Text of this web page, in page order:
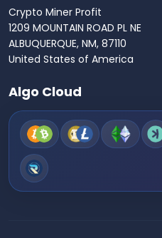
Crypto Miner Profit
1209 MOUNTAIN ROAD PL NE
ALBUQUERQUE, NM, 87110
United States of America
Algo Cloud